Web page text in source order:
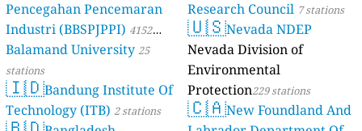
Pencegahan Pencemaran
Industri (BBSPJPPI) 4152
stations
Balamand University25
stations
🇮🇩Bandung Institute Of
Technology (ITB) 2 stations
Research Council 7 stations
🇺🇸Nevada NDEP
Nevada Division of
Environmental
Protection229 stations
🇨🇦New Foundland And